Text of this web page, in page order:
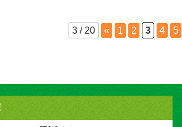
3 / 20 « 1 2 3 4 5